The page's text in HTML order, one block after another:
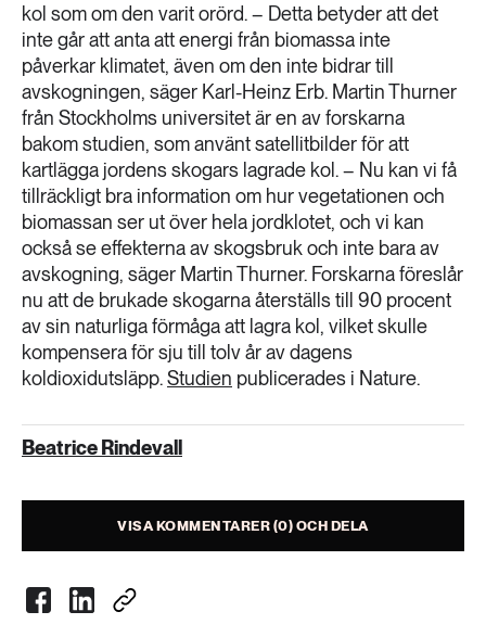
kol som om den varit orörd. – Detta betyder att det
inte går att anta att energi från biomassa inte
påverkar klimatet, även om den inte bidrar till
avskogningen, säger Karl-Heinz Erb. Martin Thurner
från Stockholms universitet är en av forskarna
bakom studien, som använt satellitbilder för att
kartlägga jordens skogars lagrade kol. – Nu kan vi få
tillräckligt bra information om hur vegetationen och
biomassan ser ut över hela jordklotet, och vi kan
också se effekterna av skogsbruk och inte bara av
avskogning, säger Martin Thurner. Forskarna föreslår
nu att de brukade skogarna återställs till 90 procent
av sin naturliga förmåga att lagra kol, vilket skulle
kompensera för sju till tolv år av dagens
koldioxidutsläpp.Studien publicerades i Nature.
Beatrice Rindevall
VISA KOMMENTARER (0) OCH DELA